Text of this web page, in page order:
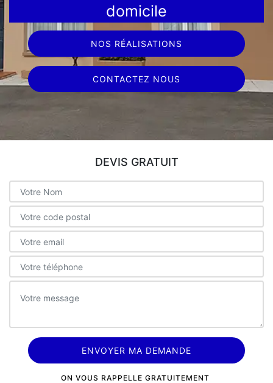
domicile
NOS RÉALISATIONS
CONTACTEZ NOUS
DEVIS GRATUIT
ON VOUS RAPPELLE GRATUITEMENT